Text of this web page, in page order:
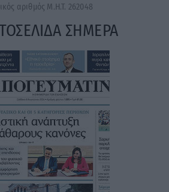
αριθμός Μ.Η.Τ. 262048
ΣΗΜΕΡΑ